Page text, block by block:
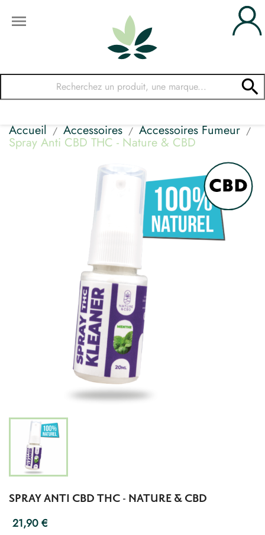


Accueil Accessoires Accessoires Fumeur
Spray Anti CBD THC - Nature & CBD
SPRAY ANTI CBD THC - NATURE & CBD
21,90 €